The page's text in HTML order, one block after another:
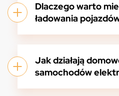
Dlaczego warto
ładowania
Jak działają
samochodów